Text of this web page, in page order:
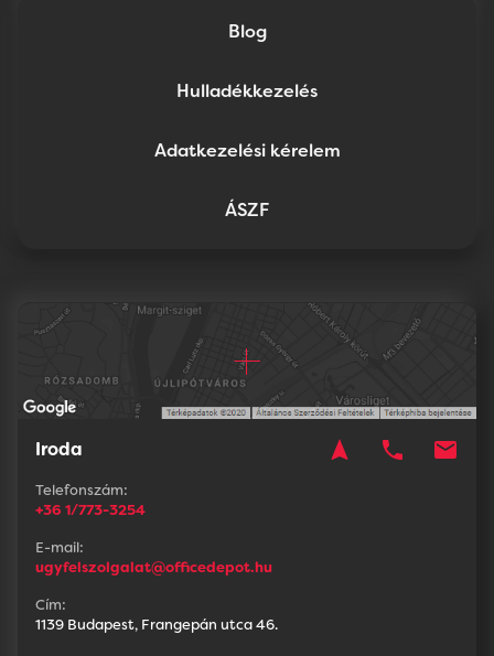
Blog
Hulladékkezelés
Adatkezelési kérelem
ÁSZF
Iroda navigation phone mail
Telefonszám:
+36 1/773-3254
E-mail:
ugyfelszolgalat@officedepot.hu
Cím:
1139 Budapest, Frangepán utca 46.